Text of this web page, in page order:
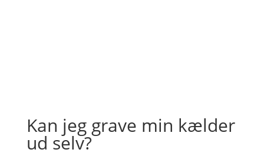
Kan jeg grave min kælder
ud selv?